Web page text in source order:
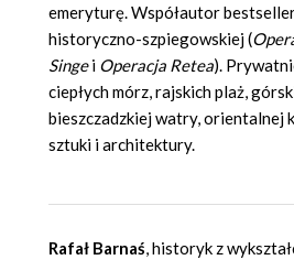
emeryturę. Współautor
historyczno-szpiegowskiej (
Singei Operacja Retea).
ciepłych mórz, rajskich plaż,
bieszczadzkiej watry, orientalnej
sztuki i architektury.
Rafał Barnaś, historyk z